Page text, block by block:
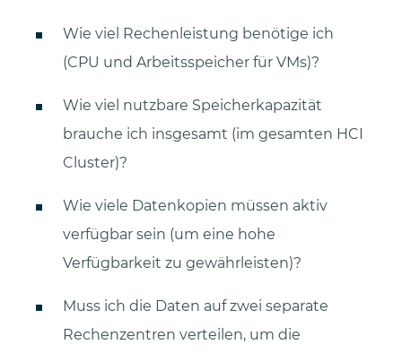
Wie viel Rechenleistung benötige ich
(CPU und Arbeitsspeicher für VMs)?
Wie viel nutzbare Speicherkapazität
brauche ich insgesamt (im gesamten HCI
Cluster)?
Wie viele Datenkopien müssen aktiv
verfügbar sein (um eine hohe
Verfügbarkeit zu gewährleisten)?
Muss ich die Daten auf zwei separate
Rechenzentren verteilen, um die